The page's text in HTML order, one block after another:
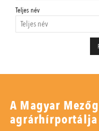
Teljes név
A Magyar
agrárhírportálja